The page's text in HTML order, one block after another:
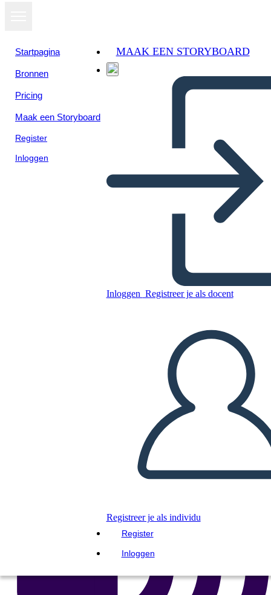
Startpagina
Bronnen
Pricing
Maak een Storyboard
Register
Inloggen
MAAK EEN STORYBOARD
Inloggen Registreer je als docent
Registreer je als individu
Register
Inloggen
Esempio di Lily Rose del
Capodanno Lunare Della
Kopieer dit Storyboard
MAAK EEN STORYBOARD
DIAVOORSTELLING AFSPELEN
LEES MIJ VOOR